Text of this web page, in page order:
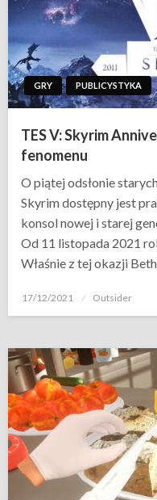
GRY PUBLICYSTYKA
TES V: Skyrim
fenomenu
O piątej odsłonie
Skyrim dostępny jest
konsol nowej i starej
Od 11 listopada 2021
Właśnie z tej okazji
Opublikowane
17/12/2021 Outsider